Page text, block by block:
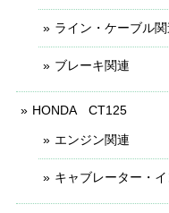
ライン・ケーブル関
ブレーキ関連
HONDA CT125
エンジン関連
キャブレーター・